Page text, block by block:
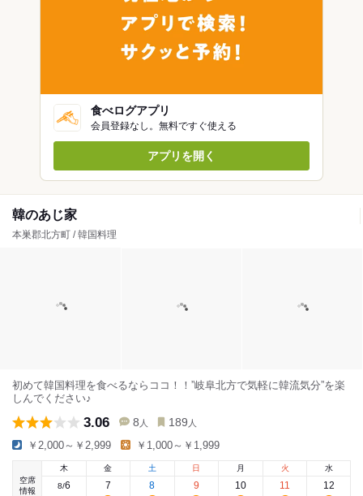
食べログアプリ
会員登録なし。無料ですぐ使える
アプリを開く
韓のあじ家
本巣郡北方町 / 韓国料理
初めて韓国料理を食べるならココ！！”岐阜北方で気軽に韓流気分”を楽
しんでください♪
3.06 8 人 189 人
￥2,000～￥2,999 ￥1,000～￥1,999
空席
情報
木
8/6
金
7
土
8
日
9
月
10
火
11
水
12